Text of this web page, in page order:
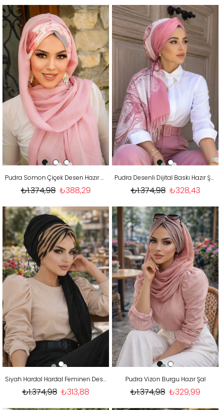
Pudra Somon Çiçek Desen Hazır Şal
₺388,29
₺1.374,98
Pudra Desenli Dijital Baskı Hazır Şal - 50610
₺328,43
₺1.374,98
Siyah Hardal Hardal Feminen Desenli Hazır Şal
₺313,88
₺1.374,98
Pudra Vizon Burgu Hazır Şal
₺329,99
₺1.374,98